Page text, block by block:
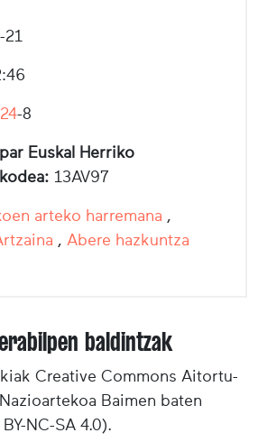
24-8
Euskal Herriko
13AV97
arteko harremana ,
, Abere hazkuntza
baldintzak
Creative Commons Aitortu-
Baimen baten
NC-SA 4.0).